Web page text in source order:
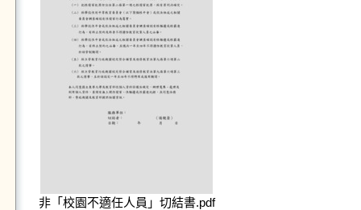
非「校園不適任人員」切結書.pdf